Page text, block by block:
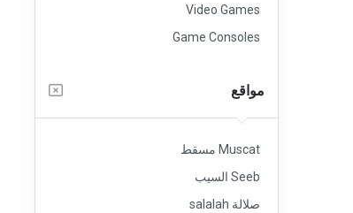
Video Games
Game Consoles
مواقع
Muscat مسقط
Seeb السيب
صلالة salalah